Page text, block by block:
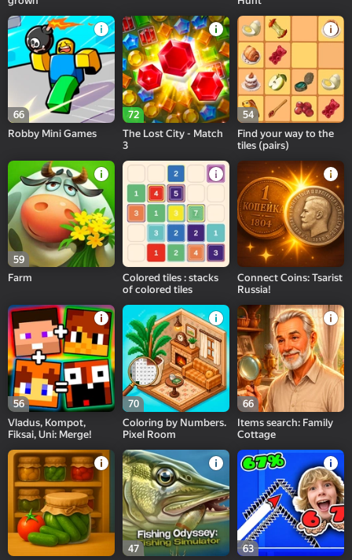
66
Robby Mini Games
72
The Lost City - Match
3
54
Find your way to the
tiles (pairs)
59
Farm
Colored tiles : stacks
of colored tiles
Connect Coins: Tsarist
Russia!
56
Vladus, Kompot,
Fiksai, Uni: Merge!
70
Coloring by Numbers.
Pixel Room
66
Items search: Family
Cottage
47
63